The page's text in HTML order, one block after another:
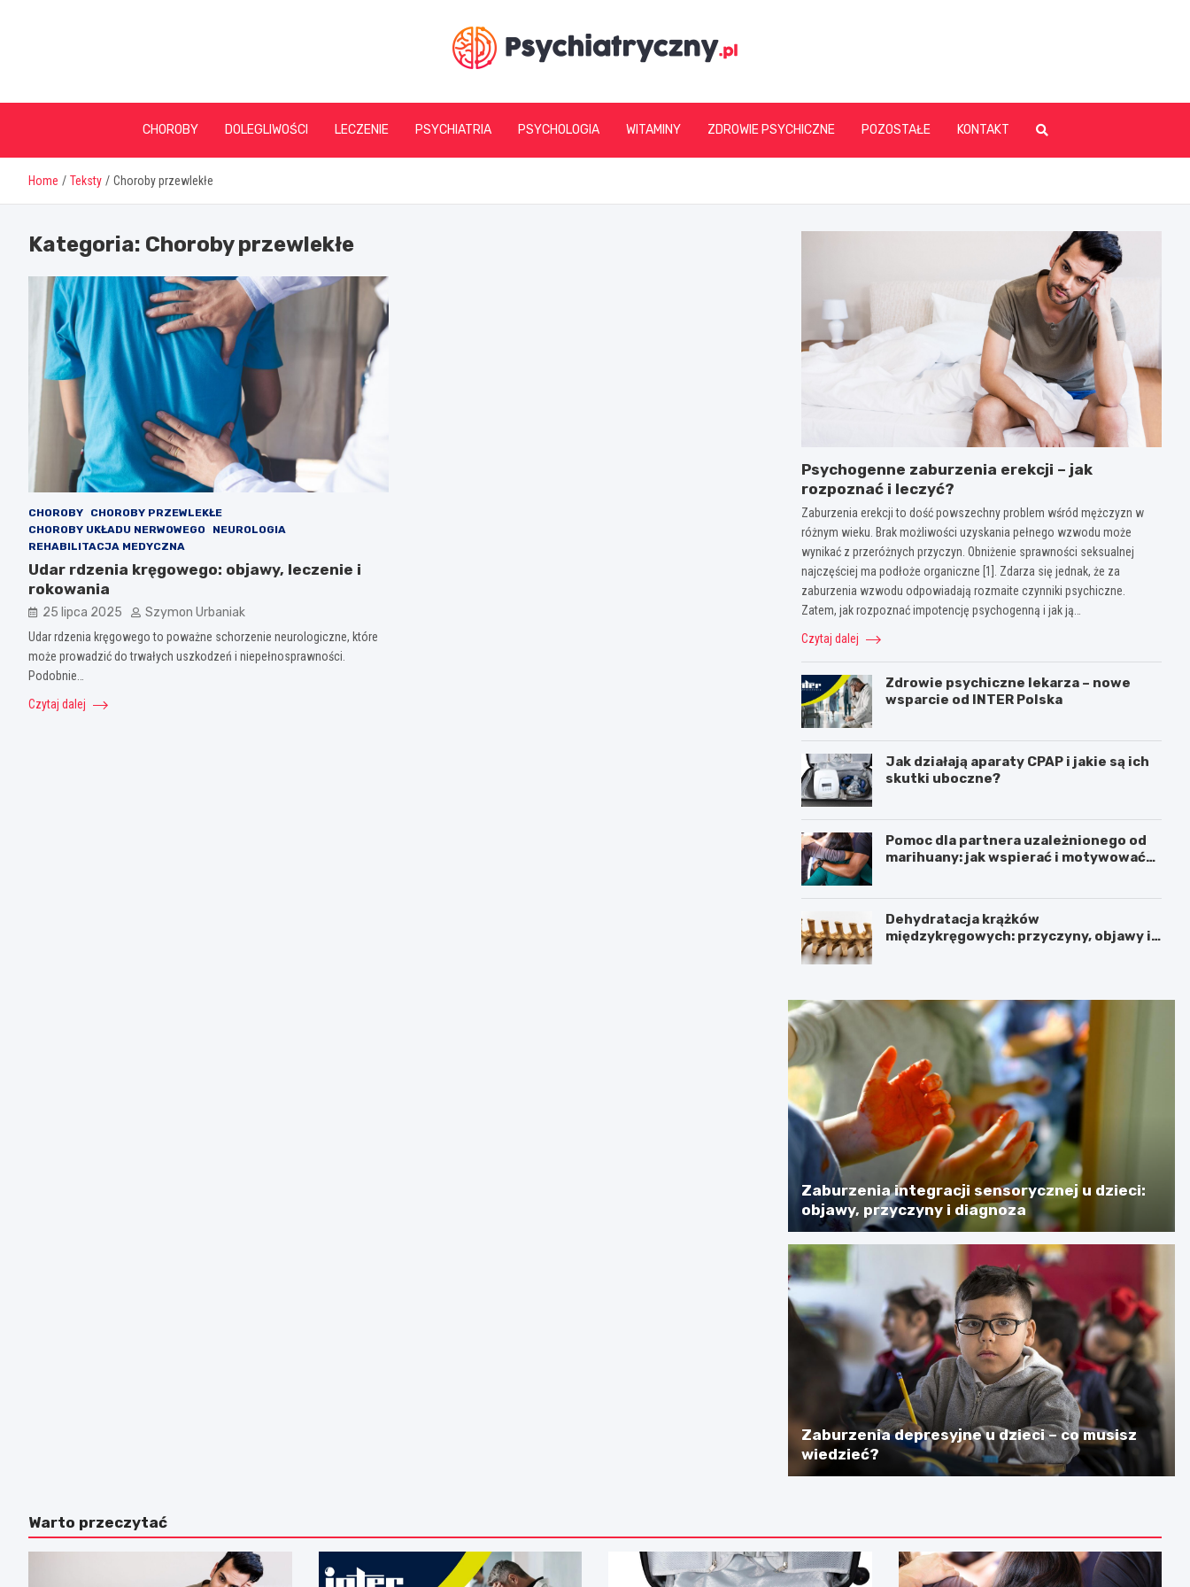
psychiatryczny.pl
CHOROBY DOLEGLIWOŚCI LECZENIE PSYCHIATRIA PSYCHOLOGIA WITAMINY ZDROWIE PSYCHICZNE POZOSTAŁE KONTAKT
Home Teksty Choroby przewlekłe
Kategoria: Choroby przewlekłe
CHOROBY
CHOROBY PRZEWLEKŁE
CHOROBY UKŁADU NERWOWEGO
NEUROLOGIA
REHABILITACJA MEDYCZNA
Udar rdzenia kręgowego: objawy, leczenie i
rokowania
25 lipca 2025 Szymon Urbaniak
Udar rdzenia kręgowego to poważne schorzenie neurologiczne, które
może prowadzić do trwałych uszkodzeń i niepełnosprawności.
Podobnie…
Czytaj dalej
Psychogenne zaburzenia erekcji – jak
rozpoznać i leczyć?
Zaburzenia erekcji to dość powszechny problem wśród mężczyzn w
różnym wieku. Brak możliwości uzyskania pełnego wzwodu może
wynikać z przeróżnych przyczyn. Obniżenie sprawności seksualnej
najczęściej ma podłoże organiczne [1]. Zdarza się jednak, że za
zaburzenia wzwodu odpowiadają rozmaite czynniki psychiczne.
Zatem, jak rozpoznać impotencję psychogenną i jak ją…
Czytaj dalej
Zdrowie psychiczne lekarza – nowe
wsparcie od INTER Polska
Jak działają aparaty CPAP i jakie są ich
skutki uboczne?
Pomoc dla partnera uzależnionego od
marihuany: jak wspierać i motywować
Dehydratacja krążków
międzykręgowych: przyczyny, objawy i
Zaburzenia integracji sensorycznej u dzieci:
objawy, przyczyny i diagnoza
Zaburzenia depresyjne u dzieci – co musisz
wiedzieć?
Warto przeczytać